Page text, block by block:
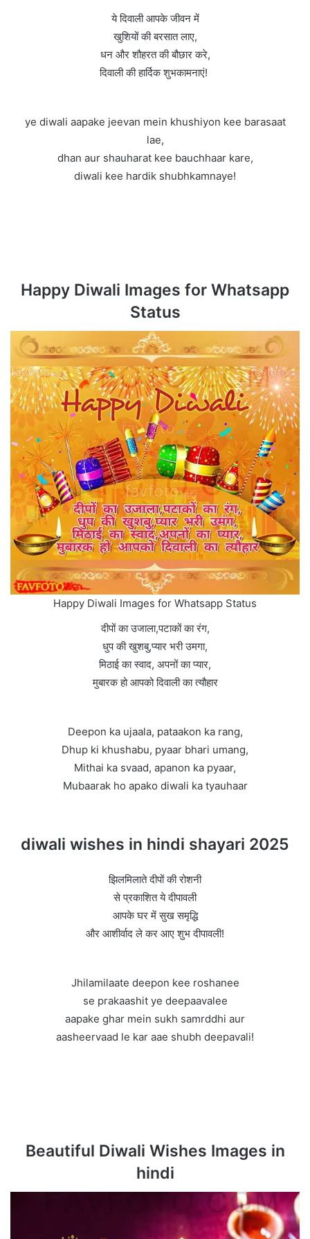
ये दिवाली आपके जीवन में
खुशियों की बरसात लाए,
धन और शौहरत की बौछार करे,
दिवाली की हार्दिक शुभकामनाएं!
ye diwali aapake jeevan mein khushiyon kee barasaat
lae,
dhan aur shauharat kee bauchhaar kare,
diwali kee hardik shubhkamnaye!
Happy Diwali Images for Whatsapp
Status
Happy Diwali Images for Whatsapp Status
दीपों का उजाला,पटाकों का रंग,
धुप की खुशबु,प्यार भरी उमगा,
मिठाई का स्वाद, अपनों का प्यार,
मुबारक हो आपको दिवाली का त्यौहार
Deepon ka ujaala, pataakon ka rang,
Dhup ki khushabu, pyaar bhari umang,
Mithai ka svaad, apanon ka pyaar,
Mubaarak ho apako diwali ka tyauhaar
diwali wishes in hindi shayari 2025
झिलमिलाते दीपों की रोशनी
से प्रकाशित ये दीपावली
आपके घर में सुख समृद्धि
और आशीर्वाद ले कर आए शुभ दीपावली!
Jhilamilaate deepon kee roshanee
se prakaashit ye deepaavalee
aapake ghar mein sukh samrddhi aur
aasheervaad le kar aae shubh deepavali!
Beautiful Diwali Wishes Images in
hindi